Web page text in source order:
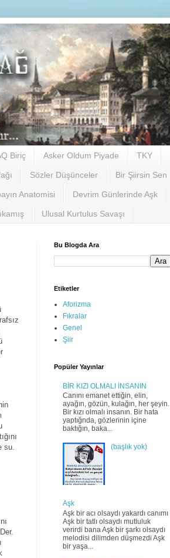
Biriç Asker Oldum Piyade TKY
Sözler Düşünceler Bir Şiirsin Sen
Anatomisi Devrim Günlerinde Aşk
Ulusal Kurtulus Savaşı
su.
Bu Blogda Ara
Etiketler
Aforizma
Fıkralar
Genel
Şiir
Popüler Yayınlar
BİR KIZI OLMALI İNSANIN
Canını emanet ettiğin, elin,
ayağın, gözün, kulağın, her şeyin.
Bir kızı olmalı insanın. Bir hata
yaptığnda, gözlerinin içine
baktığın, baka...
(başlık yok)
Aşk
Aşk bir acı olsaydı yakardı canımı
Aşk bir tatlı olsaydı mutluluk
verirdi bana Aşk bir şarkı olsaydı
melodisi dilimden düşmezdi Aşk
bir yaşa...